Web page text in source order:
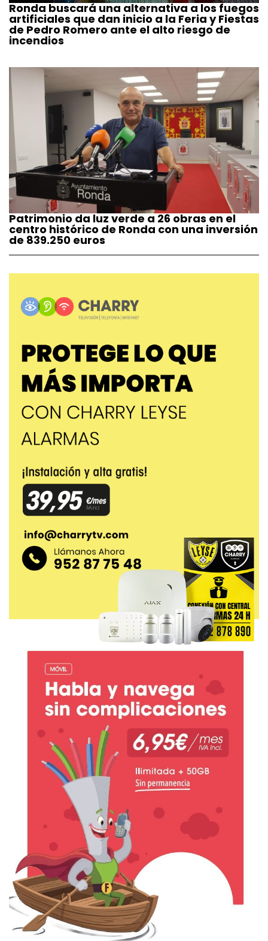
Ronda buscará una alternativa a los fuegos
artificiales que dan inicio a la Feria y Fiestas
de Pedro Romero ante el alto riesgo de
incendios
Patrimonio da luz verde a 26 obras en el
centro histórico de Ronda con una inversión
de 839.250 euros